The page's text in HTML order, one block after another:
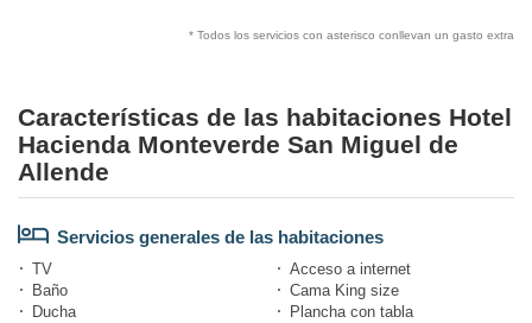
* Todos los servicios con asterisco conllevan un gasto extra
Características de las habitaciones Hotel
Hacienda Monteverde San Miguel de
Allende
Servicios generales de las habitaciones
TV
Acceso a internet
Baño
Cama King size
Ducha
Plancha con tabla